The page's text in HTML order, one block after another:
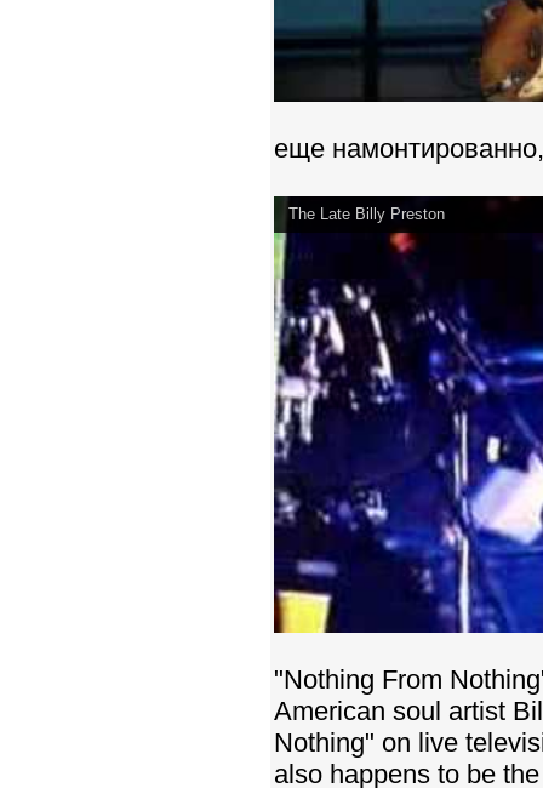
еще
The Late Billy Preston
"Nothing From
American soul artist
Nothing" on live
also happens to be